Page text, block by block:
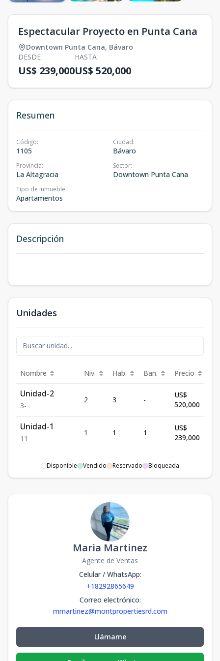
Espectacular Proyecto en Punta Cana
Downtown Punta Cana, Bávaro
DESDE
US$ 239,000
HASTA
US$ 520,000
Resumen
Código:
1105
Ciudad:
Bávaro
Provincia:
La Altagracia
Sector:
Downtown Punta Cana
Tipo de inmueble:
Apartamentos
Descripción
Unidades
Nombre Niv. Hab. Ban. Precio
Unidad-2
3-
2 3 -
US$
520,000
Unidad-1
1 1
1 1 1
US$
239,000
Disponible Vendido Reservado Bloqueada
Maria Martinez
Agente de Ventas
Celular / WhatsApp:
+18292865649
Correo electrónico:
mmartinez@montpropertiesrd.com
Llámame